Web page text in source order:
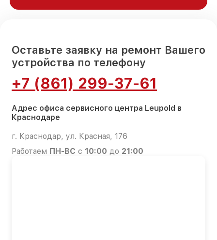
Оставьте заявку на ремонт Вашего
устройства по телефону
+7 (861) 299-37-61
Адрес офиса сервисного центра Leupold в
Краснодаре
г. Краснодар, ул. Красная, 176
Работаем ПН-ВС с 10:00 до 21:00